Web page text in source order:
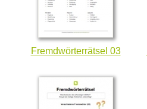
Fremdwörterrätsel 03